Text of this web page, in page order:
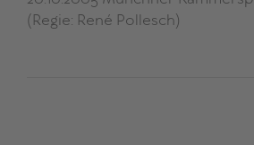
(Regie: René Pollesch)